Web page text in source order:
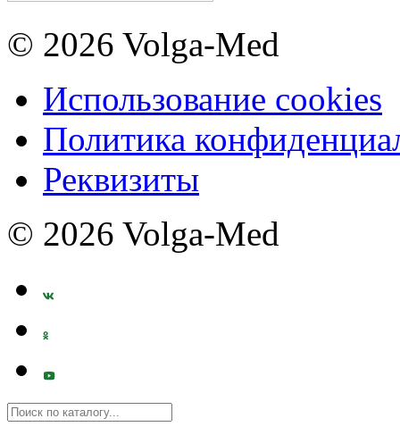
© 2026 Volga-Med
Использование cookies
Политика
Реквизиты
© 2026 Volga-Med